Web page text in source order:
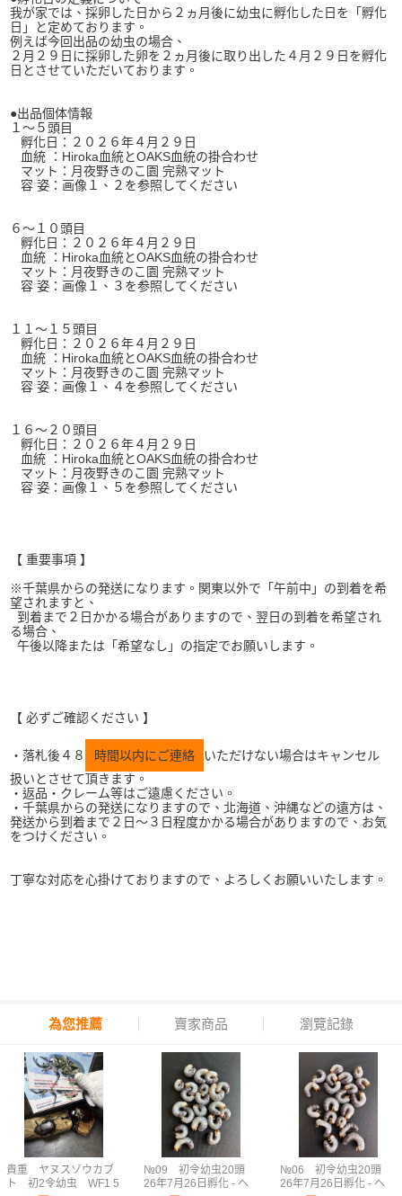
我が家では、採卵した日から２ヵ月後に幼虫に孵化した日を「孵化
日」と定めております。
例えば今回出品の幼虫の場合、
２月２９日に採卵した卵を２ヵ月後に取り出した４月２９日を孵化
日とさせていただいております。
●出品個体情報
１～５頭目
孵化日：２０２６年４月２９日
血統 ：Hiroka血統とOAKS血統の掛合わせ
マット：月夜野きのこ園 完熟マット
容 姿：画像１、２を参照してください
６～１０頭目
孵化日：２０２６年４月２９日
血統 ：Hiroka血統とOAKS血統の掛合わせ
マット：月夜野きのこ園 完熟マット
容 姿：画像１、３を参照してください
１１～１５頭目
孵化日：２０２６年４月２９日
血統 ：Hiroka血統とOAKS血統の掛合わせ
マット：月夜野きのこ園 完熟マット
容 姿：画像１、４を参照してください
１６～２０頭目
孵化日：２０２６年４月２９日
血統 ：Hiroka血統とOAKS血統の掛合わせ
マット：月夜野きのこ園 完熟マット
容 姿：画像１、５を参照してください
【 重要事項 】
※千葉県からの発送になります。関東以外で「午前中」の到着を希
望されますと、
到着まで２日かかる場合がありますので、翌日の到着を希望され
る場合、
午後以降または「希望なし」の指定でお願いします。
【 必ずご確認ください 】
・落札後４８ 時間以内にご連絡
いただけない場合はキャンセル
扱いとさせて頂きます。
・返品・クレーム等はご遠慮ください。
・千葉県からの発送になりますので、北海道、沖縄などの遠方は、
発送から到着まで２日～３日程度かかる場合がありますので、お気
をつけください。
丁寧な対応を心掛けておりますので、よろしくお願いいたします。
為您推薦 賣家商品 瀏覽記錄
貴重 ヤヌスゾウカブ
ト 初2令幼虫 WF1 5
№09 初令幼虫20頭
26年7月26日孵化 - ヘ
№06 初令幼虫20頭
26年7月26日孵化 - ヘ